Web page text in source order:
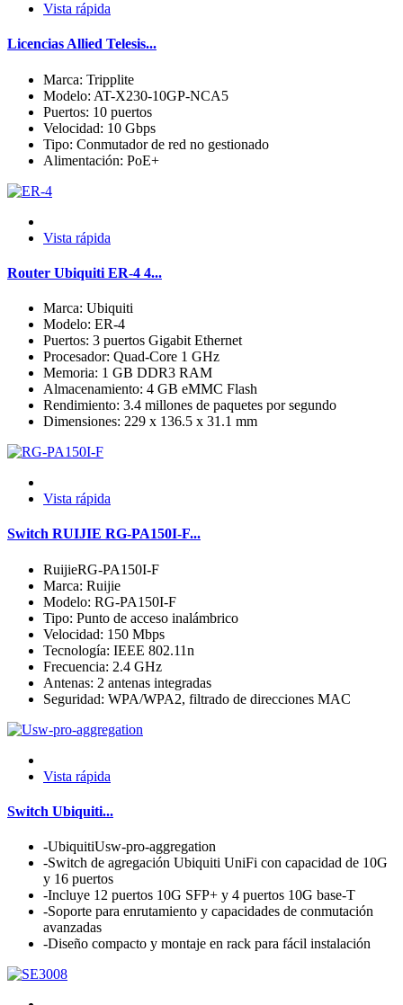
Vista rápida
Licencias Allied Telesis...
Marca: Tripplite
Modelo: AT-X230-10GP-NCA5
Puertos: 10 puertos
Velocidad: 10 Gbps
Tipo: Conmutador de red no gestionado
Alimentación: PoE+
Vista rápida
Router Ubiquiti ER-4 4...
Marca: Ubiquiti
Modelo: ER-4
Puertos: 3 puertos Gigabit Ethernet
Procesador: Quad-Core 1 GHz
Memoria: 1 GB DDR3 RAM
Almacenamiento: 4 GB eMMC Flash
Rendimiento: 3.4 millones de paquetes por segundo
Dimensiones: 229 x 136.5 x 31.1 mm
Vista rápida
Switch RUIJIE RG-PA150I-F...
RuijieRG-PA150I-F
Marca: Ruijie
Modelo: RG-PA150I-F
Tipo: Punto de acceso inalámbrico
Velocidad: 150 Mbps
Tecnología: IEEE 802.11n
Frecuencia: 2.4 GHz
Antenas: 2 antenas integradas
Seguridad: WPA/WPA2, filtrado de direcciones MAC
Vista rápida
Switch Ubiquiti...
-UbiquitiUsw-pro-aggregation
-Switch de agregación Ubiquiti UniFi con capacidad de 10G
y 16 puertos
-Incluye 12 puertos 10G SFP+ y 4 puertos 10G base-T
-Soporte para enrutamiento y capacidades de conmutación
avanzadas
-Diseño compacto y montaje en rack para fácil instalación